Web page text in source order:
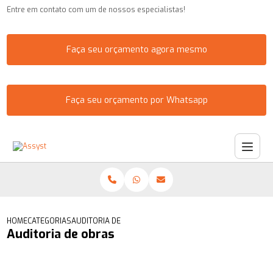
Entre em contato com um de nossos especialistas!
Faça seu orçamento agora mesmo
Faça seu orçamento por Whatsapp
HOMECATEGORIASAUDITORIA DE OBRAS
Auditoria de obras